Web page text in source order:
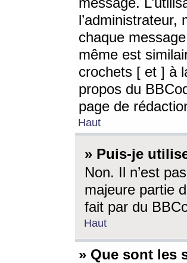
chaque
même est
crochets [ et ] à
propos du
page de
Haut
» Puis-je
Non. Il n’est
majeure partie
fait par du
Haut
» Que sont les